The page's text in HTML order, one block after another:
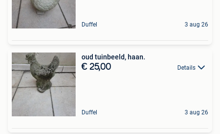
Duffel 3 aug 26
oud tuinbeeld, haan.
€ 25,00 Details
Duffel 3 aug 26